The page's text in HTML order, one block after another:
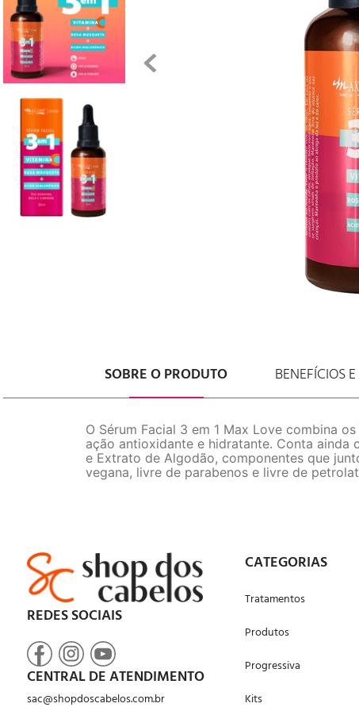
SOBRE O PRODUTO BENEFÍCIOS
O Sérum Facial 3 em 1 Max Love combina
ação antioxidante e hidratante. Conta ainda
e Extrato de Algodão, componentes que
vegana, livre de parabenos e livre de
REDES SOCIAIS
CENTRAL DE ATENDIMENTO
sac@shopdoscabelos.com.br
CATEGORIAS
Tratamentos
Produtos
Progressiva
Kits